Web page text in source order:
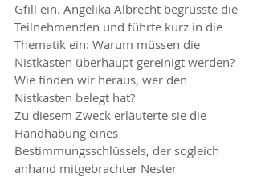
Gfill ein. Angelika Albrecht begrüsste die
Teilnehmenden und führte kurz in die
Thematik ein: Warum müssen die
Nistkästen überhaupt gereinigt werden?
Wie finden wir heraus, wer den
Nistkasten belegt hat?
Zu diesem Zweck erläuterte sie die
Handhabung eines
Bestimmungsschlüssels, der sogleich
anhand mitgebrachter Nester